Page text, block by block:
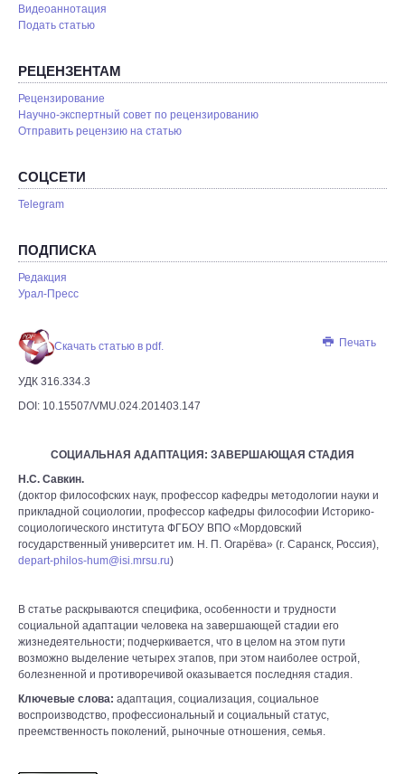
Видеоаннотация
Подать статью
РЕЦЕНЗЕНТАМ
Рецензирование
Научно-экспертный совет по рецензированию
Отправить рецензию на статью
СОЦСЕТИ
Telegram
ПОДПИСКА
Редакция
Урал-Пресс
Печать
Скачать статью в pdf.
УДК 316.334.3
DOI: 10.15507/VMU.024.201403.147
СОЦИАЛЬНАЯ АДАПТАЦИЯ: ЗАВЕРШАЮЩАЯ СТАДИЯ
Н.С. Савкин.
(доктор философских наук, профессор кафедры методологии науки и
прикладной социологии, профессор кафедры философии Историко-
социологического института ФГБОУ ВПО «Мордовский
государственный университет им. Н. П. Огарёва» (г. Саранск, Россия),
depart-philos-hum@isi.mrsu.ru)
В статье раскрываются специфика, особенности и трудности
социальной адаптации человека на завершающей стадии его
жизнедеятельности; подчеркивается, что в целом на этом пути
возможно выделение четырех этапов, при этом наиболее острой,
болезненной и противоречивой оказывается последняя стадия.
Ключевые слова: адаптация, социализация, социальное
воспроизводство, профессиональный и социальный статус,
преемственность поколений, рыночные отношения, семья.